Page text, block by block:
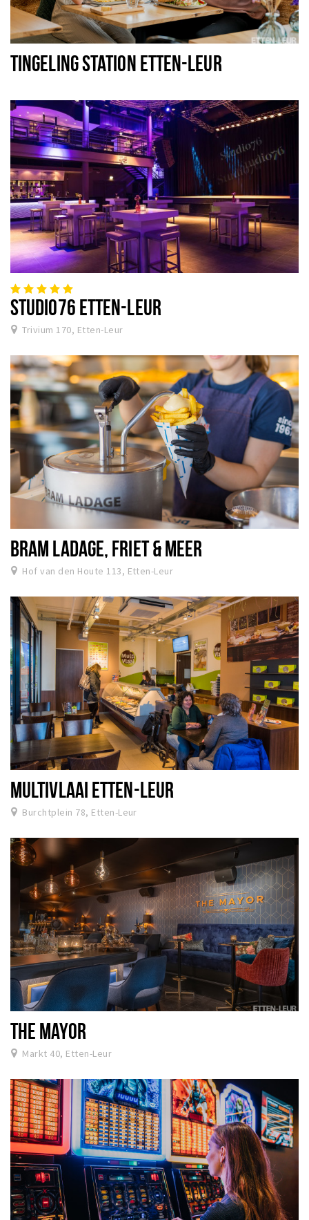
TINGELING STATION ETTEN-LEUR
STUDIO76 ETTEN-LEUR
Trivium 170, Etten-Leur
BRAM LADAGE, FRIET & MEER
Hof van den Houte 113, Etten-Leur
MULTIVLAAI ETTEN-LEUR
Burchtplein 78, Etten-Leur
THE MAYOR
Markt 40, Etten-Leur